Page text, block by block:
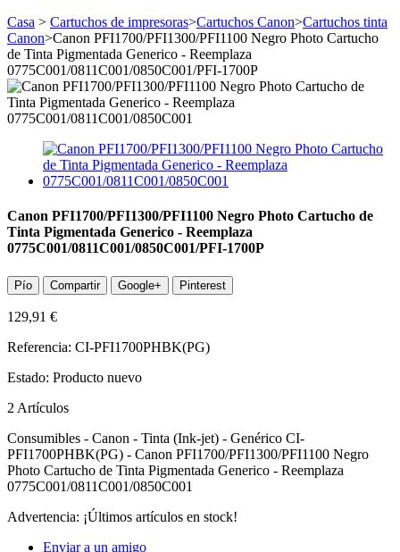
Casa > Cartuchos de impresoras>Cartuchos Canon>Cartuchos tinta
Canon>Canon PFI1700/PFI1300/PFI1100 Negro Photo Cartucho
de Tinta Pigmentada Generico - Reemplaza
0775C001/0811C001/0850C001/PFI-1700P
Canon PFI1700/PFI1300/PFI1100 Negro Photo Cartucho de
Tinta Pigmentada Generico - Reemplaza
0775C001/0811C001/0850C001/PFI-1700P
Pío Compartir Google+ Pinterest
129,91 €
Referencia: CI-PFI1700PHBK(PG)
Estado: Producto nuevo
2 Artículos
Consumibles - Canon - Tinta (Ink-jet) - Genérico CI-
PFI1700PHBK(PG) - Canon PFI1700/PFI1300/PFI1100 Negro
Photo Cartucho de Tinta Pigmentada Generico - Reemplaza
0775C001/0811C001/0850C001
Advertencia: ¡Últimos artículos en stock!
Enviar a un amigo